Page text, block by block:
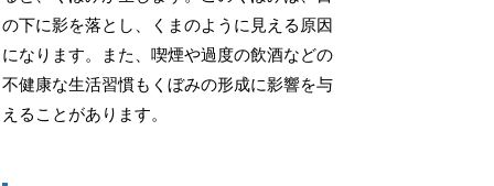
の下に影を落とし、くまのように見える原因
になります。また、喫煙や過度の飲酒などの
不健康な生活習慣もくぼみの形成に影響を与
えることがあります。